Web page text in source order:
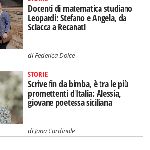
Docenti di matematica studiano
Leopardi: Stefano e Angela, da
Sciacca a Recanati
diFederica Dolce
STORIE
Scrive fin da bimba, è tra le più
promettenti d'Italia: Alessia,
giovane poetessa siciliana
diJana Cardinale